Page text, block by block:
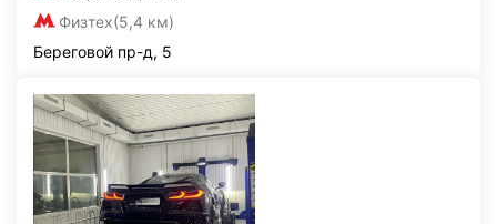
Физтех(5,4 км)
Береговой пр-д, 5